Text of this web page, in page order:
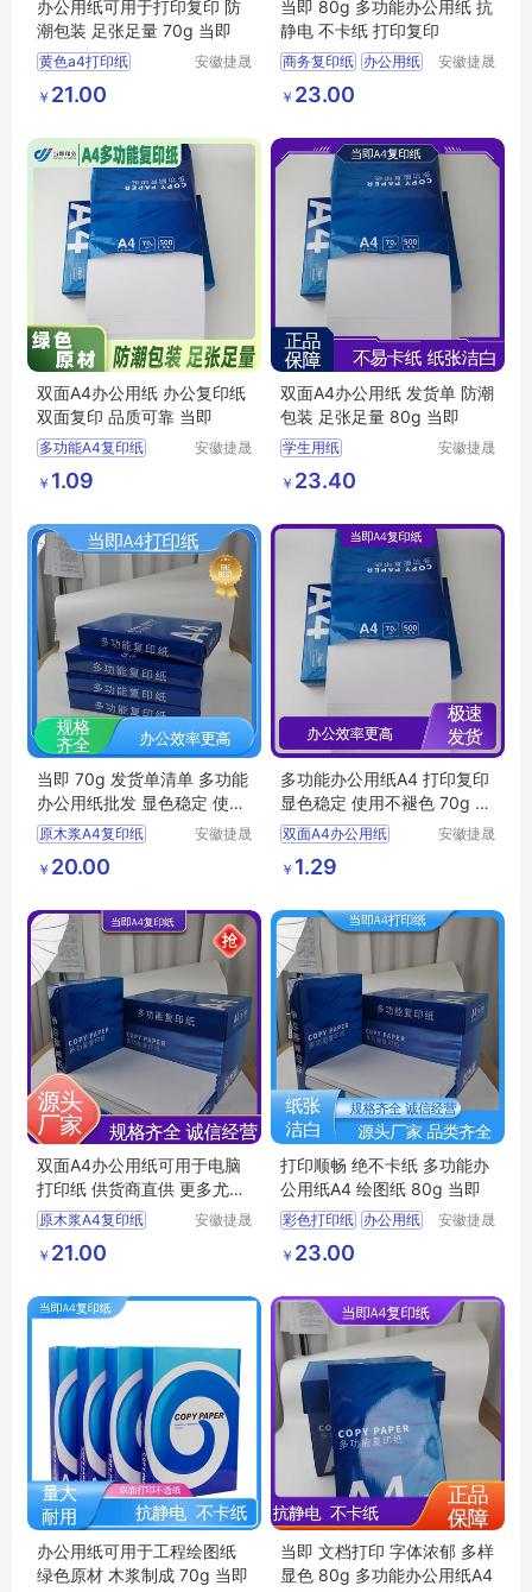
办公用纸可用于打印复印 防
潮包装 足张足量 70g 当即
黄色a4打印纸
双面A4办公用纸
a4复印纸
安徽捷晟
￥ 21.00
当即 80g 多功能办公用纸 抗
静电 不卡纸 打印复印
商务复印纸 办公用纸
彩色复印纸
多功能办公用纸
安徽捷晟
￥ 23.00
双面A4办公用纸 办公复印纸
双面复印 品质可靠 当即
多功能A4复印纸
宣传册打印纸
学生用纸
多功能办公用纸批发
安徽捷晟
￥ 1.09
双面A4办公用纸 发货单 防潮
包装 足张足量 80g 当即
学生用纸
A4彩色无尘打印纸
彩色复印纸
安徽捷晟
￥ 23.40
当即 70g 发货单清单 多功能
办公用纸批发 显色稳定 使用
不褪色
原木浆A4复印纸
办公用纸
双面A4复印纸
办公a4打印纸
安徽捷晟
￥ 20.00
多功能办公用纸A4 打印复印
显色稳定 使用不褪色 70g 当
即
双面A4办公用纸
彩色复印纸
多功能办公用纸
商务复印纸
安徽捷晟
￥ 1.29
双面A4办公用纸可用于电脑
打印纸 供货商直供 更多尤惠
70g 当即
原木浆A4复印纸
彩色复印纸
多功能办公用纸A4
商务复印纸
安徽捷晟
￥ 21.00
打印顺畅 绝不卡纸 多功能办
公用纸A4 绘图纸 80g 当即
彩色打印纸 办公用纸
多功能办公用纸
多功能办公用纸A4
安徽捷晟
￥ 23.00
办公用纸可用于工程绘图纸
绿色原材 木浆制成 70g 当即
当即 文档打印 字体浓郁 多样
显色 80g 多功能办公用纸A4